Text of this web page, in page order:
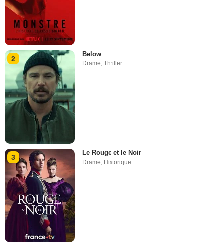
2
Below
Drame,Thriller
3
Le Rouge et le Noir
Drame Historique